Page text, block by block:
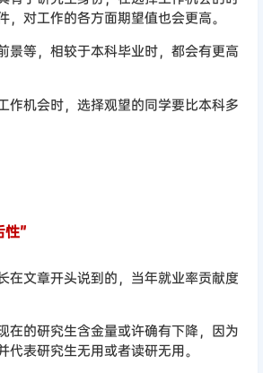
，对工作的各方面期望值也会更高。
景等，相较于本科毕业时，都会有更高
作机会时，选择观望的同学要比本科多
性”
在文章开头说到的，当年就业率贡献度
在的研究生含金量或许确有下降，因为
代表研究生无用或者读研无用。